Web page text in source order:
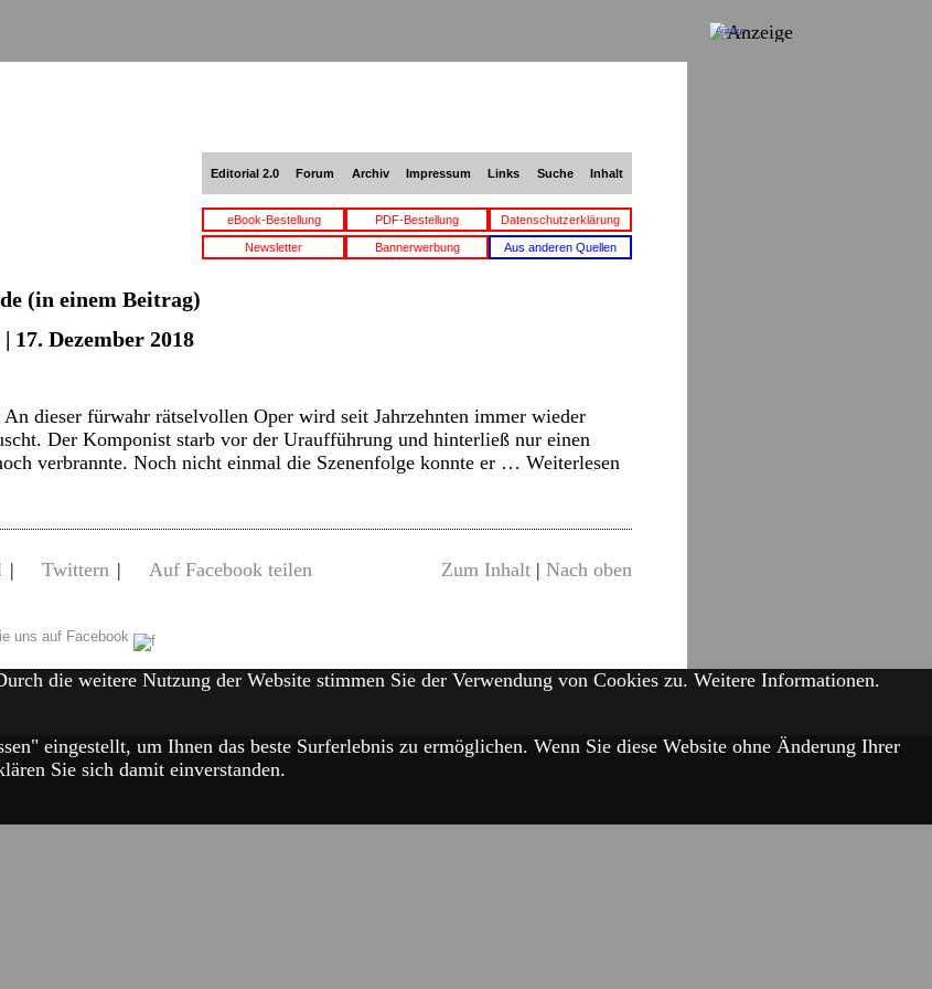
Editorial 2.0 Forum Archiv Impressum Links Suche Inhalt
eBook-Bestellung PDF-Bestellung Datenschutzerklärung
Newsletter Bannerwerbung Aus anderen Quellen
(in einem Beitrag)
17. Dezember 2018
dieser fürwahr rätselvollen Oper wird seit Jahrzehnten immer wieder
Der Komponist starb vor der Uraufführung und hinterließ nur einen
verbrannte. Noch nicht einmal die Szenenfolge konnte er … Weiterlesen
| Twittern | Auf Facebook teilen Zum Inhalt | Nach oben
uns auf Facebook
Anzeige
die weitere Nutzung der Website stimmen Sie der Verwendung von Cookies zu. Weitere Informationen.
eingestellt, um Ihnen das beste Surferlebnis zu ermöglichen. Wenn Sie diese Website ohne Änderung Ihrer
Sie sich damit einverstanden.